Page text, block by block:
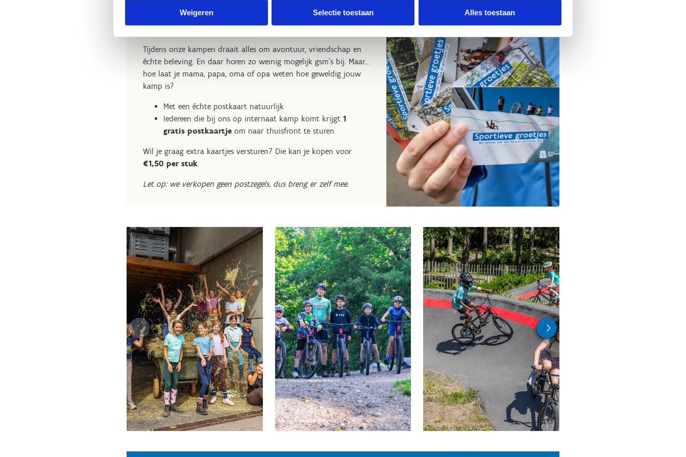
Weigeren Selectie toestaan Alles toestaan
Bedlinnen?Dat voorzien wij.
Freestyle MTB kamp:
makkelijke fietskleding (fietsoutfit mag, maar moet niet);
voldoende sportkleding voor overige sporten;
voldoende sportkousen;
drinkbus;
stevige rugzak;
dichte en stevige fietsschoenen;
extra bescherming indien gewenst, zoals een bodyprotector of een full face helm;
elleboog- en kniebescherming
eigen fiets (Heb je dit niet?Contacteer ons) .
Muurklimmen en boogschieten:
voldoende sportkledij voor zowel binnen- als buitenactiviteiten:
voor het muurklimmen volstaan gewone sportschoenen; het beveiligingsmateriaal wordt door ons voorzien.
3 on 3 basketbal:
voldoende sportkledij voor binnen & buiten;
sportschoenen voor binnen en buiten (basketbalschoenen mogen maar moeten niet).
Sport- en natuurbelevingskamp:
rugzak (handbagage);
stevige wandelschoenen;
regen- en boskledij;
warme slaapzak;
thuisfront, maar vergeet je
postzegel(s) niet
Tijdens onze kampen draait alles om avontuur, vriendschap en
échte beleving. En daar horen zo weinig mogelijk gsm’s bij. Maar…
hoe laat je mama, papa, oma of opa weten hoe geweldig jouw
kamp is?
Met een échte postkaart natuurlijk
Iedereen die bij ons op internaat kamp komt krijgt 1
gratis postkaartje om naar thuisfront te sturen
Wil je graag extra kaartjes versturen? Die kan je kopen voor
€1,50 per stuk.
Let op: we verkopen geen postzegels, dus breng er zelf mee.